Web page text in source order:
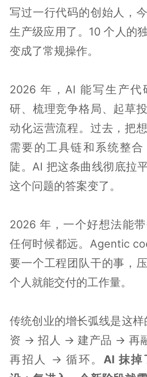
写过一行代码的创始人，
生产级应用了。10 个人的
变成了常规操作。
2026 年，AI 能写生产代
研、梳理竞争格局、起草
动化运营流程。过去，把
需要的工具链和系统整
陡。AI 把这条曲线彻底拉
这个问题的答案变了。
2026 年，一个好想法能
任何时候都远。Agentic
要一个工程团队干的事，
个人就能交付的工作量。
传统创业的增长弧线是这
资 → 招人 → 建产品 → 再
再招人 → 循环。 AI 抹掉